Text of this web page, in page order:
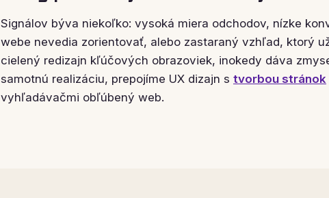
Signálov býva niekoľko: vysoká miera odchodov, nízke
webe nevedia zorientovať, alebo zastaraný vzhľad, ktorý
cielený redizajn kľúčových obrazoviek, inokedy dáva
samotnú realizáciu, prepojíme UX dizajn s tvorbou stránok
vyhľadávačmi obľúbený web.